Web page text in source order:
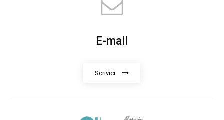
E-mail
Scrivici